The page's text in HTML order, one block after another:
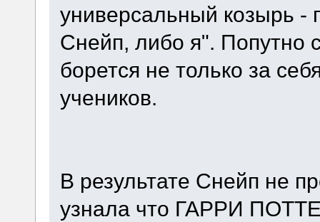
универсальный козырь -
Снейп, либо я". Попутно
борется не только за
учеников.
В результате Снейп не
узнала что ГАРРИ